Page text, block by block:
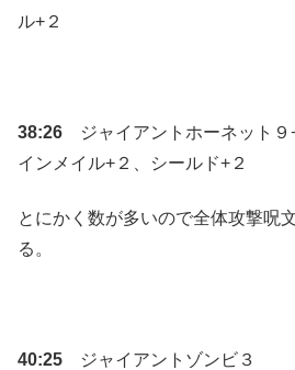
ル+２
38:26 ジャイアントホーネット
インメイル+２、シールド+２
とにかく数が多いので全体攻撃呪
る。
40:25 ジャイアントゾンビ３